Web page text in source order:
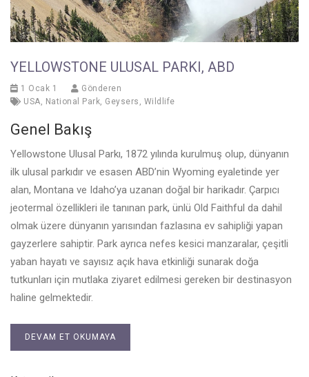
YELLOWSTONE ULUSAL PARKI, ABD
1 Ocak 1
Gönderen
USA, National Park, Geysers , Wildlife
Genel Bakış
Yellowstone Ulusal Parkı, 1872 yılında kurulmuş olup, dünyanın
ilk ulusal parkıdır ve esasen ABD’nin Wyoming eyaletinde yer
alan, Montana ve Idaho’ya uzanan doğal bir harikadır. Çarpıcı
jeotermal özellikleri ile tanınan park, ünlü Old Faithful da dahil
olmak üzere dünyanın yarısından fazlasına ev sahipliği yapan
gayzerlere sahiptir. Park ayrıca nefes kesici manzaralar, çeşitli
yaban hayatı ve sayısız açık hava etkinliği sunarak doğa
tutkunları için mutlaka ziyaret edilmesi gereken bir destinasyon
haline gelmektedir.
DEVAM ET OKUMAYA